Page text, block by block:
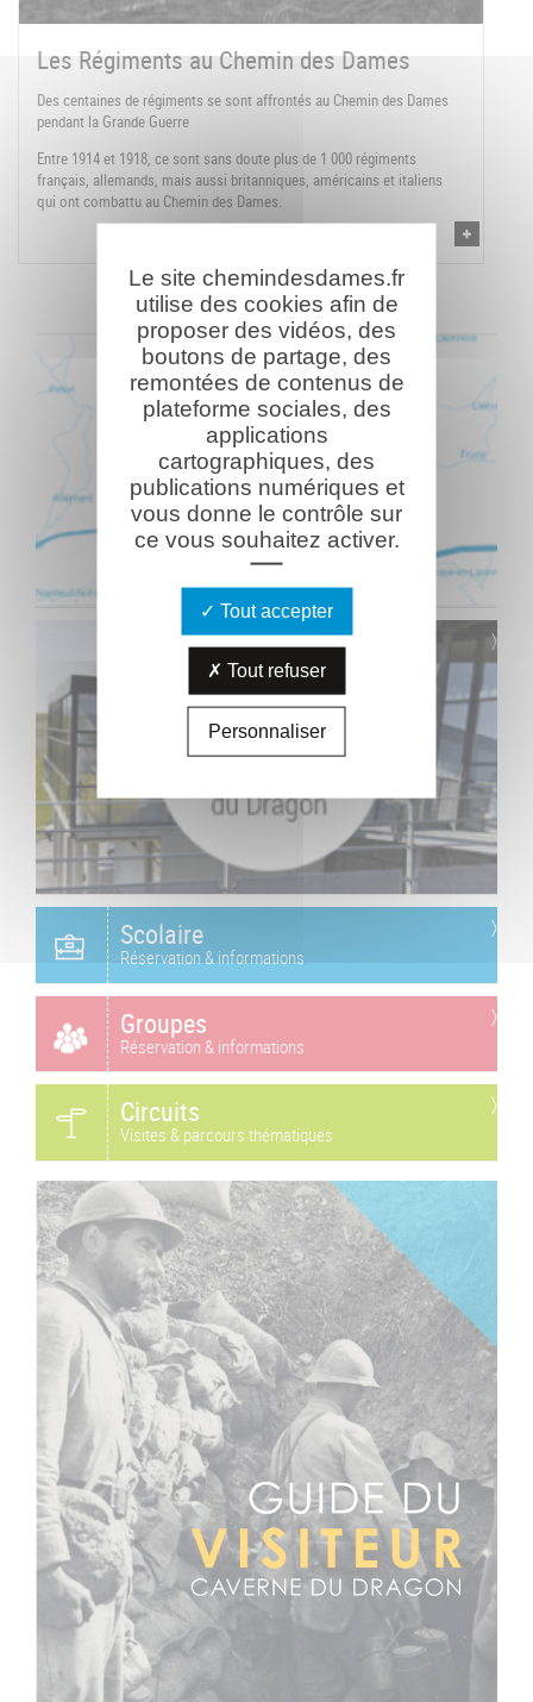
Les Régiments au Chemin des Dames
Des centaines de régiments se sont affrontés au Chemin des Dames
pendant la Grande Guerre
Entre 1914 et 1918, ce sont sans doute plus de 1 000 régiments
français, allemands, mais aussi britanniques, américains et italiens
qui ont combattu au Chemin des Dames.
Scolaire
Réservation & informations
Groupes
Réservation & informations
Circuits
Visites & parcours thématiques
Le site chemindesdames.fr
utilise des cookies afin de
proposer des vidéos, des
boutons de partage, des
remontées de contenus de
plateforme sociales, des
applications
cartographiques, des
publications numériques et
vous donne le contrôle sur
ce vous souhaitez activer.
Tout accepter
Tout refuser
Personnaliser